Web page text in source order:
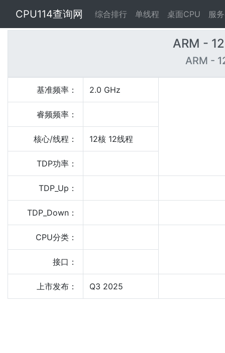
CPU114查询网 综合排行 单线程 桌面CPU 服
ARM -
ARM -
基准频率： 2.0 GHz
睿频频率：
核心/线程： 12核 12线程
TDP功率：
TDP_Up：
TDP_Down：
CPU分类：
接口：
上市发布： Q3 2025